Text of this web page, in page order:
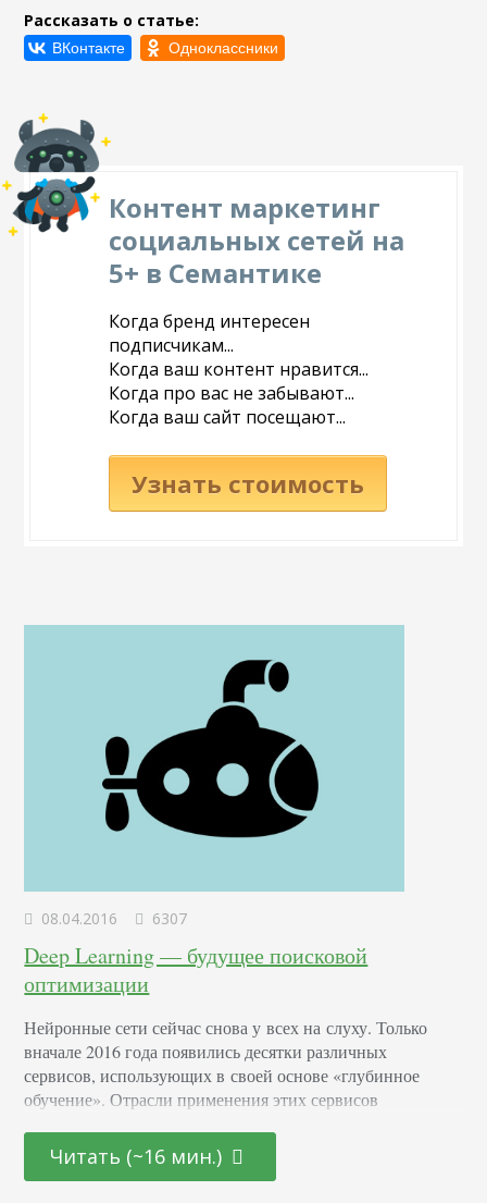
Рассказать о статье:
Контент маркетинг
социальных сетей на
5+ в Семантике
Когда бренд интересен
подписчикам...
Когда ваш контент нравится...
Когда про вас не забывают...
Когда ваш сайт посещают...
Узнать стоимость
08.04.2016 6307
Deep Learning — будущее поисковой
оптимизации
Нейронные сети сейчас снова у всех на слуху. Только
вначале 2016 года появились десятки различных
сервисов, использующих в своей основе «глубинное
обучение». Отрасли применения этих сервисов
из фантастики 60-х уже стучится к нам в дверь. Особенно
ярким событием стала мартовская игра,
Читать (~16 мин.)